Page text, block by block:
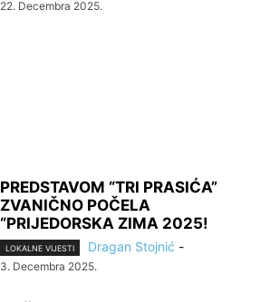
22. Decembra 2025.
PREDSTAVOM “TRI PRASIĆA”
ZVANIČNO POČELA
“PRIJEDORSKA ZIMA 2025!
LOKALNE VIJESTI Dragan Stojnić -
3. Decembra 2025.